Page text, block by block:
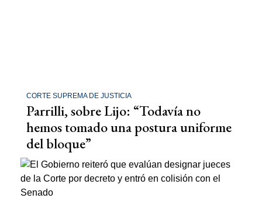
CORTE SUPREMA DE JUSTICIA
Parrilli, sobre Lijo: “Todavía no
hemos tomado una postura uniforme
del bloque”